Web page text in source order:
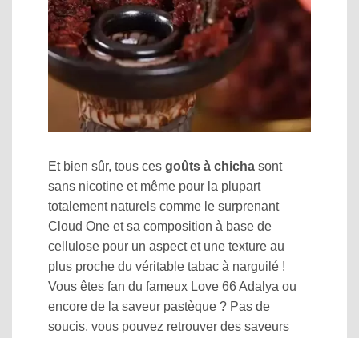
Et bien sûr, tous ces goûts à chicha sont
sans nicotine et même pour la plupart
totalement naturels comme le surprenant
Cloud One et sa composition à base de
cellulose pour un aspect et une texture au
plus proche du véritable tabac à narguilé !
Vous êtes fan du fameux Love 66 Adalya ou
encore de la saveur pastèque ? Pas de
soucis, vous pouvez retrouver des saveurs